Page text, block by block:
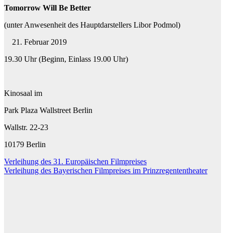
Tomorrow Will Be Better
(unter Anwesenheit des Hauptdarstellers Libor Podmol)
Februar 2019
19.30 Uhr (Beginn, Einlass 19.00 Uhr)
Kinosaal im
Park Plaza Wallstreet Berlin
Wallstr. 22-23
10179 Berlin
Beitragsnavigation
Verleihung des 31. Europäischen Filmpreises
Verleihung des Bayerischen Filmpreises im Prinzregententheater